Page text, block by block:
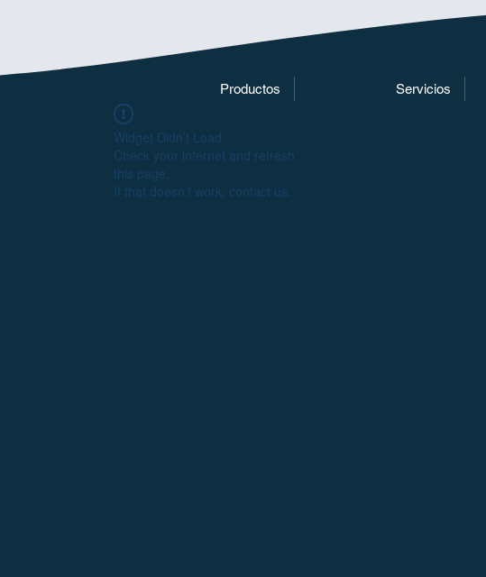
Productos Servicios
Widget Didn’t Load
Check your internet and refresh
this page.
If that doesn’t work, contact us.